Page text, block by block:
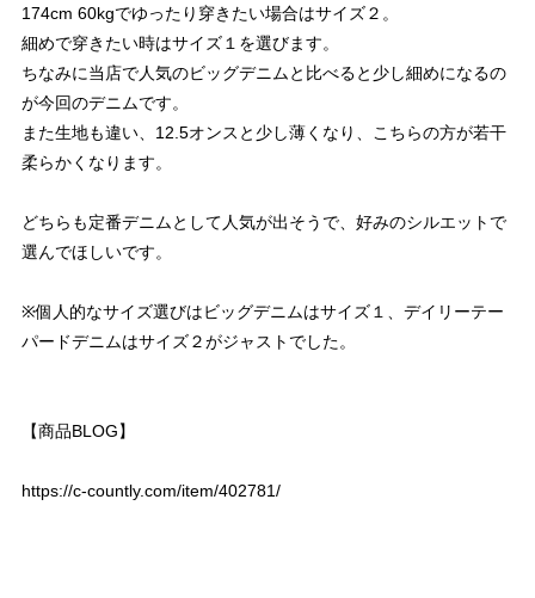
174cm 60kgでゆったり穿きたい場合はサイズ２。
細めで穿きたい時はサイズ１を選びます。
ちなみに当店で人気のビッグデニムと比べると少し細めになるの
が今回のデニムです。
また生地も違い、12.5オンスと少し薄くなり、こちらの方が若干
柔らかくなります。
どちらも定番デニムとして人気が出そうで、好みのシルエットで
選んでほしいです。
※個人的なサイズ選びはビッグデニムはサイズ１、デイリーテー
パードデニムはサイズ２がジャストでした。
【商品BLOG】
https://c-countly.com/item/402781/